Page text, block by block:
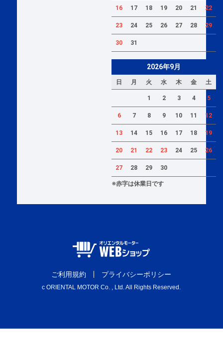
ご利用規約 プライバシーポリシー
c ORIENTAL MOTOR Co. , Ltd. All Rights Reserved.
16 17 18 19 20 21 22
23 24 25 26 27 28 29
30 31
2026年9月
日 月 火 水 木 金 土
1 2 3 4 5
6 7 8 9 10 11 12
13 14 15 16 17 18 19
20 21 22 23 24 25 26
27 28 29 30
※赤字は休業日です